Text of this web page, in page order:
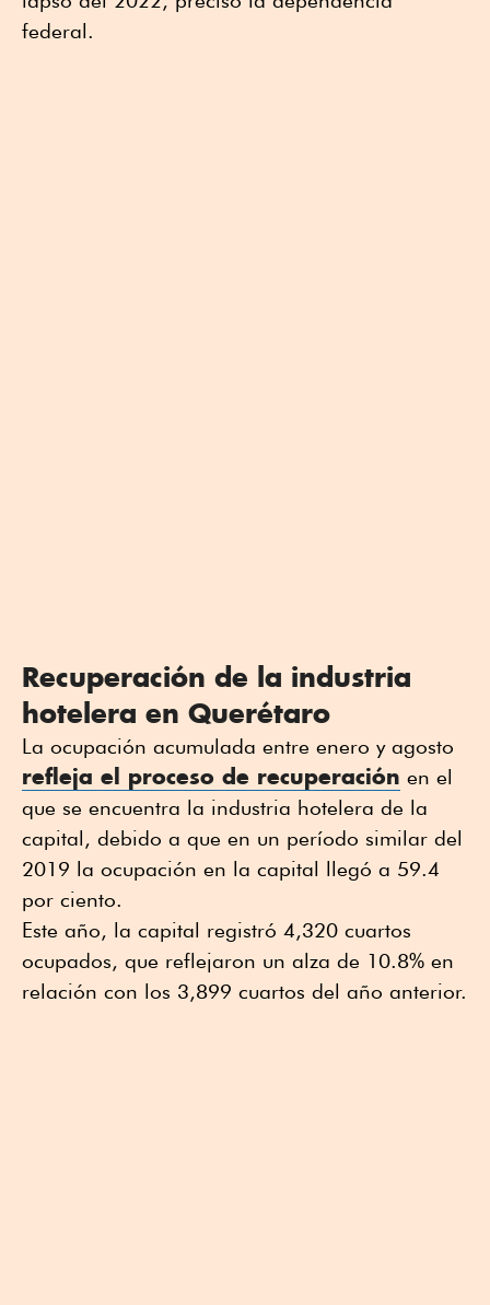
federal.
Recuperación de la industria
hotelera en Querétaro
La ocupación acumulada entre enero y agosto
refleja el proceso de recuperación en el
que se encuentra la industria hotelera de la
capital, debido a que en un período similar del
2019 la ocupación en la capital llegó a 59.4
por ciento.
Este año, la capital registró 4,320 cuartos
ocupados, que reflejaron un alza de 10.8% en
relación con los 3,899 cuartos del año anterior.